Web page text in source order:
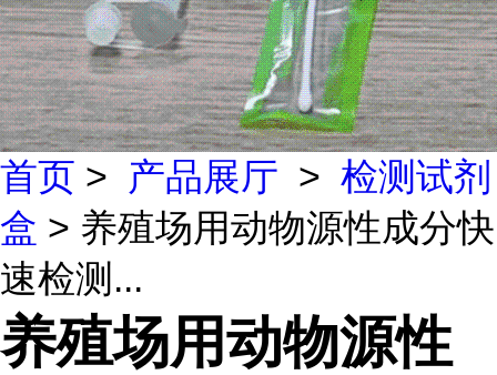
首页 > 产品展厅 > 检测试剂
盒 > 养殖场用动物源性成分快
速检测...
养殖场用动物源性